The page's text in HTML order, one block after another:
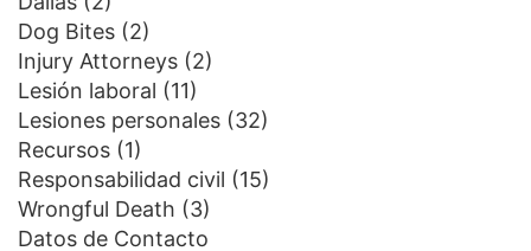
Dog Bites (2)
Injury Attorneys (2)
Lesión laboral (11)
Lesiones personales (32)
Recursos (1)
Responsabilidad civil (15)
Wrongful Death (3)
Datos de Contacto